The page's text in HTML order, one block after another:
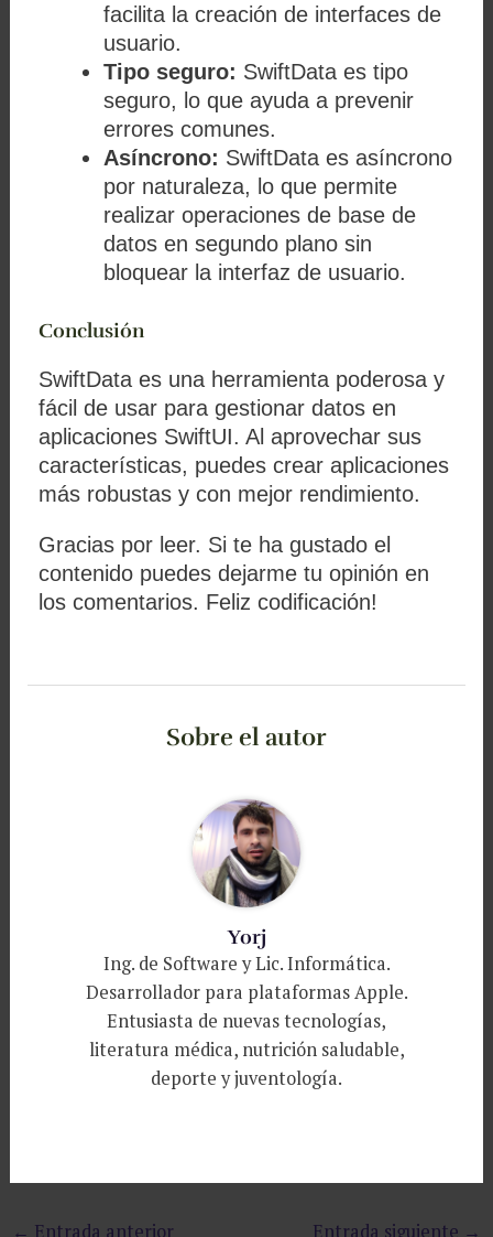
facilita la creación de interfaces de
usuario.
Tipo seguro: SwiftData es tipo
seguro, lo que ayuda a prevenir
errores comunes.
Asíncrono: SwiftData es asíncrono
por naturaleza, lo que permite
realizar operaciones de base de
datos en segundo plano sin
bloquear la interfaz de usuario.
Conclusión
SwiftData es una herramienta poderosa y
fácil de usar para gestionar datos en
aplicaciones SwiftUI. Al aprovechar sus
características, puedes crear aplicaciones
más robustas y con mejor rendimiento.
Gracias por leer. Si te ha gustado el
contenido puedes dejarme tu opinión en
los comentarios. Feliz codificación!
Sobre el autor
Yorj
Ing. de Software y Lic. Informática.
Desarrollador para plataformas Apple.
Entusiasta de nuevas tecnologías,
literatura médica, nutrición saludable,
deporte y juventología.
← Entrada anterior Entrada siguiente →